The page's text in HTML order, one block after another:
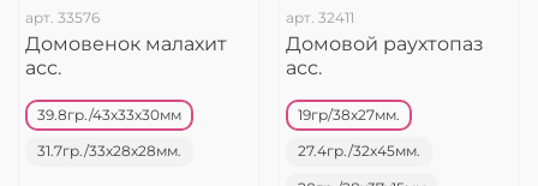
арт. 33576
Домовенок малахит
асс.
39.8гр./43х33х30мм
31.7гр./33х28х28мм.
арт. 32411
Домовой раухтопаз
асс.
19гр/38х27мм.
27.4гр./32х45мм.